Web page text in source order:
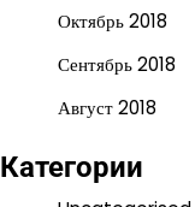
Октябрь 2018
Сентябрь 2018
Август 2018
Категории